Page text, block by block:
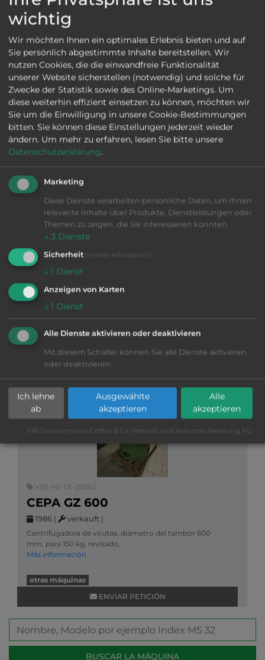
wichtig
Wir möchten Ihnen ein optimales Erlebnis bieten und auf
Sie persönlich abgestimmte Inhalte bereitstellen. Wir
nutzen Cookies, die die einwandfreie Funktionalität
unserer Website sicherstellen (notwendig) und solche für
Zwecke der Statistik sowie des Online-Marketings. Um
diese weiterhin effizient einsetzen zu können, möchten wir
Sie um die Einwilligung in unsere Cookie-Bestimmungen
bitten. Sie können diese Einstellungen jederzeit wieder
ändern. Um mehr zu erfahren, lesen Sie bitte unsere
Datenschutzerklärung.
Marketing
Diese Dienste verarbeiten persönliche Daten, um Ihnen
relevante Inhalte über Produkte, Dienstleistungen oder
Themen zu zeigen, die Sie interessieren könnten.
↓ 3 Dienste
Sicherheit (immer erforderlich)
↓ 1 Dienst
Anzeigen von Karten
↓ 1 Dienst
Alle Dienste aktivieren oder deaktivieren
Mit diesem Schalter können Sie alle Dienste aktivieren
oder deaktivieren.
Ich lehne
ab
Ausgewählte
akzeptieren
Alle
akzeptieren
VIB-Dannenmaier GmbH & Co. Vertrieb und Industrie-Beratung KG
VIB-Nr: 01-29203
LIEBHERR LC 183
| bueno Liebherr PC-NC
Máquina talladora de engranajes, Transportador de
Más información
otras máquinas
ENVIAR PETICIÓN
VIB-Nr: 01-29044
BLECHREGAL
bueno
Gran formato 2500 x 1250 mm,
Más información
otras máquinas
ENVIAR PETICIÓN
VIB-Nr: 01-28862
CEPA GZ 600
1986 | verkauft |
Centrifugadora de virutas, diámetro del tambor 600
mm, para 150 kg, revisado,
Más información
otras máquinas
ENVIAR PETICIÓN